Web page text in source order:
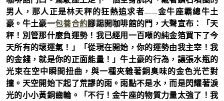
男人，那人正是林天秤的狂熱追求者——金牛座霸總牛土
豪。牛土豪一包養合約腳踢開咖啡館的門，大聲宣布：「天
秤！別管那什麼負運勢！我已經用一百噸的純金箔買下了今
天所有的壞運氣！」「從現在開始，你的運勢由我主宰！我
的金錢，就是你的正面能量！」牛土豪的行為，讓張水瓶的
光束在空中瞬間扭曲，與一種夾雜著銅臭味的金色光芒對
撞。天空開始下起了荒謬的雨。雨點不是水，而是閃耀著淚
光的小小黃銅齒輪。「不行！金牛座的物質力量太強了！我